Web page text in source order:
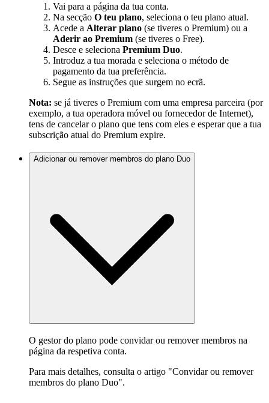
Vai para a página da tua conta.
Na secção O teu plano, seleciona o teu plano atual.
Acede a Alterar plano (se tiveres o Premium) ou a
Aderir ao Premium (se tiveres o Free).
Desce e seleciona Premium Duo.
Introduz a tua morada e seleciona o método de
pagamento da tua preferência.
Segue as instruções que surgem no ecrã.
Nota: se já tiveres o Premium com uma empresa parceira (por
exemplo, a tua operadora móvel ou fornecedor de Internet),
tens de cancelar o plano que tens com eles e esperar que a tua
subscrição atual do Premium expire.
Adicionar ou remover membros do plano Duo
O gestor do plano pode convidar ou remover membros na
página da respetiva conta.
Para mais detalhes, consulta o artigo "Convidar ou remover
membros do plano Duo".